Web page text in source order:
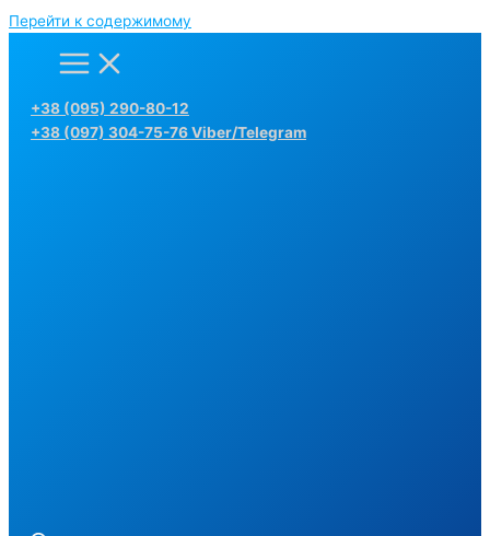
Перейти к содержимому
+38 (095) 290-80-12
+38 (097) 304-75-76 Viber/Telegram